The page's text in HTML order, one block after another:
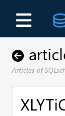
Articles of